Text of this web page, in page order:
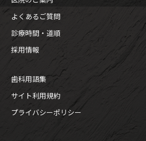
よくあるご質問
診療時間・道順
採用情報
歯科用語集
サイト利用規約
プライバシーポリシー